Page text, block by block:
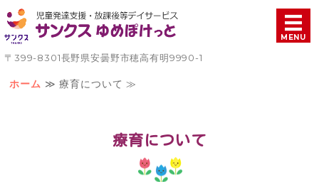
児童発達支援・放課後
〒399-8301長野県安曇野市穂高有明9990-1
MENU
ホーム
ホーム ≫ 療育について ≫
療育について